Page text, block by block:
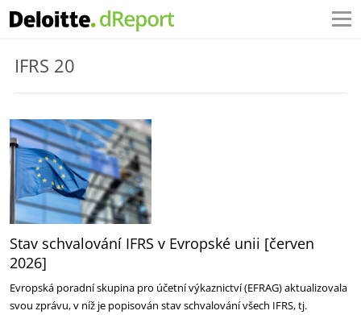
IFRS 20
Stav schvalování IFRS v Evropské unii [červen
2026]
Evropská poradní skupina pro účetní výkaznictví (EFRAG) aktualizovala
svou zprávu, v níž je popisován stav schvalování všech IFRS, tj.